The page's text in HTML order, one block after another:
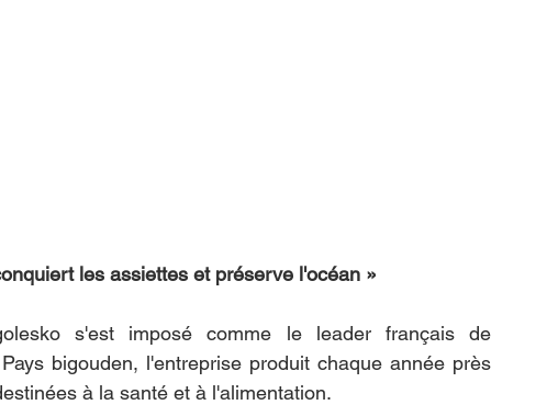
les assiettes et préserve l'océan »
s'est imposé comme le leader français de
bigouden, l'entreprise produit chaque année près
à la santé et à l'alimentation.